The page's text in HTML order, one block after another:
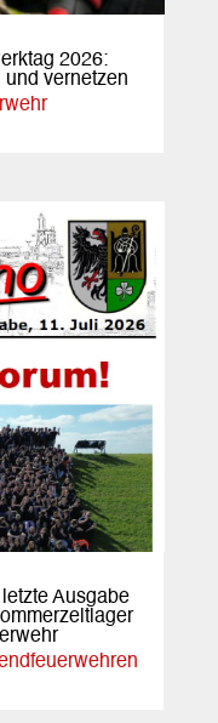
2026:
und vernetzen
Ausgabe